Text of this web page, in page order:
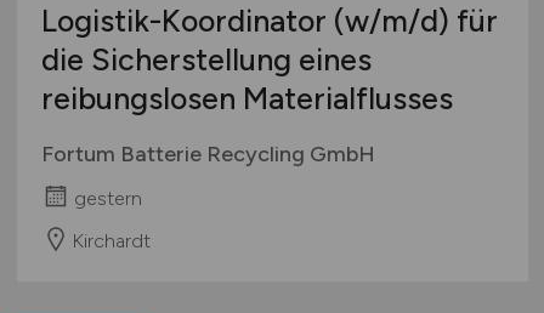
Logistik-Koordinator (w/m/d) für
die Sicherstellung eines
reibungslosen Materialflusses
Fortum Batterie Recycling GmbH
gestern
Kirchardt